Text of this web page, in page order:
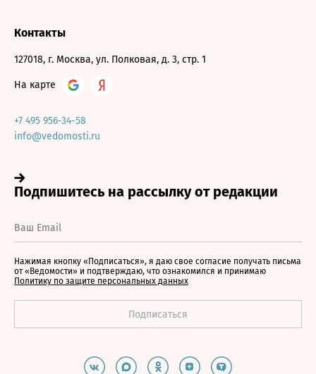
Контакты
127018, г. Москва, ул. Полковая, д. 3, стр. 1
На карте
+7 495 956-34-58
info@vedomosti.ru
Нажимая кнопку «Подписаться», я даю свое согласие получать письма
от «Ведомости» и подтверждаю, что ознакомился и принимаю
Политику по защите персональных данных